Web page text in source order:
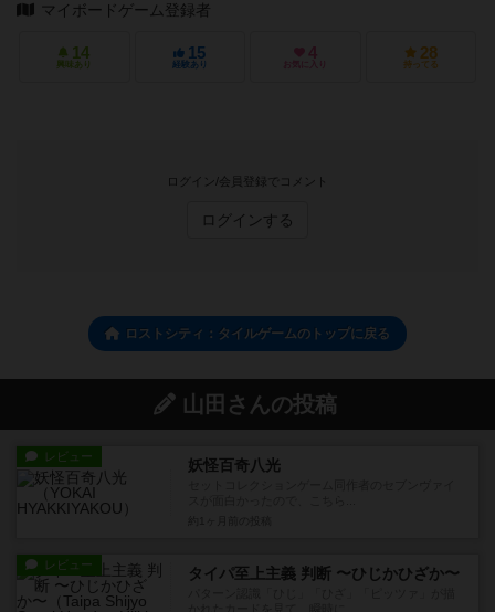
マイボードゲーム登録者
14
興味あり
15
経験あり
4
お気に入り
28
持ってる
ログイン/会員登録でコメント
ログインする
ロストシティ：タイルゲームのトップに戻る
山田さんの投稿
レビュー 妖怪百奇八光
レビュー タイパ至上主義 判断 〜ひじかひざか〜